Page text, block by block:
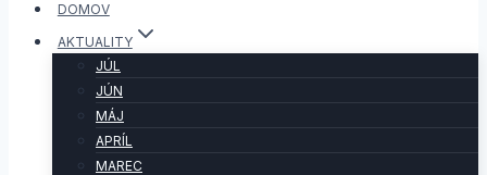
DOMOV
AKTUALITY
JÚL
JÚN
MÁJ
APRÍL
MAREC